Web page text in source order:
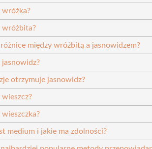
wróżka?
wróżbita?
różnice między wróżbitą a jasnowidzem?
jasnowidz?
otrzymuje jasnowidz?
wieszcz?
wieszczka?
medium i jakie ma zdolności?